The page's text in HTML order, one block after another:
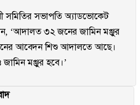
সমিতির সভাপতি অ্যাডভোকেট
‘আদালত ৩২ জনের জামিন মঞ্জুর
আবেদন শিশু আদালতে আছে।
মঞ্জুর হবে।’